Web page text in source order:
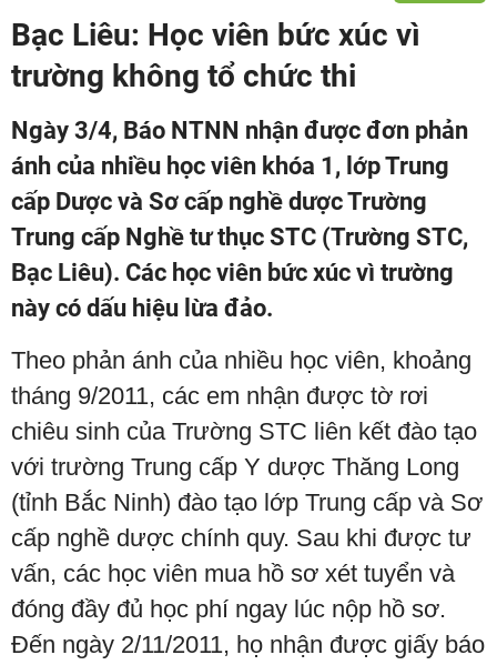
Bạc Liêu: Học viên bức xúc vì
trường không tổ chức thi
Ngày 3/4, Báo NTNN nhận được đơn phản
ánh của nhiều học viên khóa 1, lớp Trung
cấp Dược và Sơ cấp nghề dược Trường
Trung cấp Nghề tư thục STC (Trường STC,
Bạc Liêu). Các học viên bức xúc vì trường
này có dấu hiệu lừa đảo.
Theo phản ánh của nhiều học viên, khoảng
tháng 9/2011, các em nhận được tờ rơi
chiêu sinh của Trường STC liên kết đào tạo
với trường Trung cấp Y dược Thăng Long
(tỉnh Bắc Ninh) đào tạo lớp Trung cấp và Sơ
cấp nghề dược chính quy. Sau khi được tư
vấn, các học viên mua hồ sơ xét tuyển và
đóng đầy đủ học phí ngay lúc nộp hồ sơ.
Đến ngày 2/11/2011, họ nhận được giấy báo